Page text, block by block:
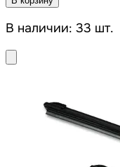
В наличии: 33 шт.